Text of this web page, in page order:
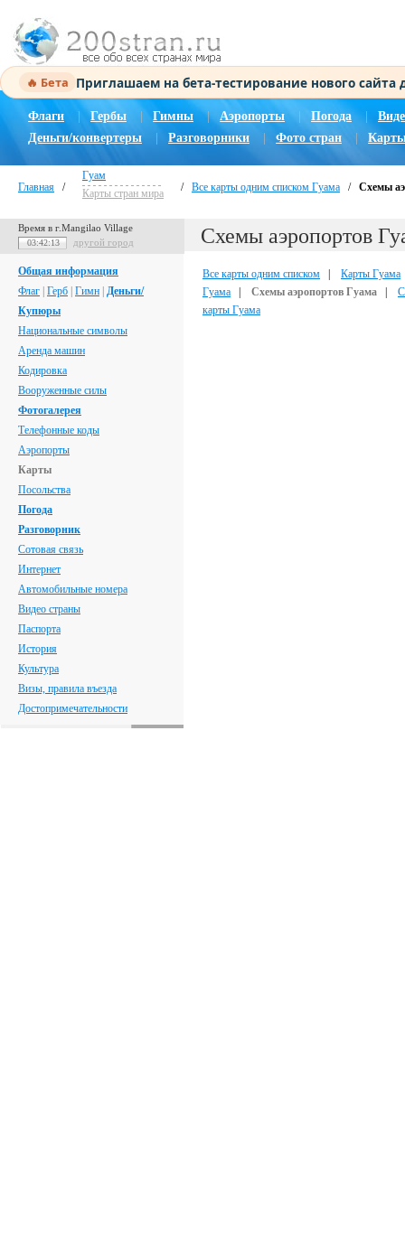
🔥 Бета Приглашаем на бета-тестирование нового
Флаги Гербы Гимны | Аэропорты Погода |
Деньги/конвертеры
Разговорники Фото стран
Главная /
Гуам
Карты стран мира
/ Все карты одним списком Гуама / Схемы
Время в г.Mangilao Village
03:42:13 другой город
Общая информация
Флаг Герб Гимн Деньги/
Купюры
Национальные символы
Аренда машин
Кодировка
Вооруженные силы
Фотогалерея
Телефонные коды
Аэропорты
Карты
Посольства
Погода
Разговорник
Сотовая связь
Интернет
Автомобильные номера
Видео страны
Паспорта
История
Культура
Визы, правила въезда
Достопримечательности
Схемы аэропортов
Все карты одним списком Карты Гуама
Гуама
Схемы аэропортов Гуама
карты Гуама